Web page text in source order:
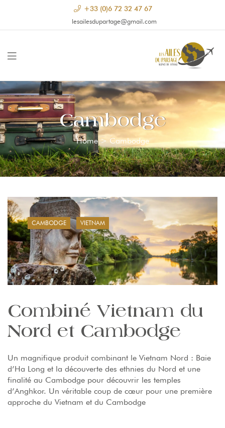
+33 (0)6 72 32 47 67
lesailesdupartage@gmail.com
Cambodge
Home> Cambodge
CAMBODGE VIETNAM
Combiné Vietnam du
Nord et Cambodge
Un magnifique produit combinant le Vietnam Nord : Baie
d’Ha Long et la découverte des ethnies du Nord et une
finalité au Cambodge pour découvrir les temples
d’Anghkor. Un véritable coup de cœur pour une première
approche du Vietnam et du Cambodge